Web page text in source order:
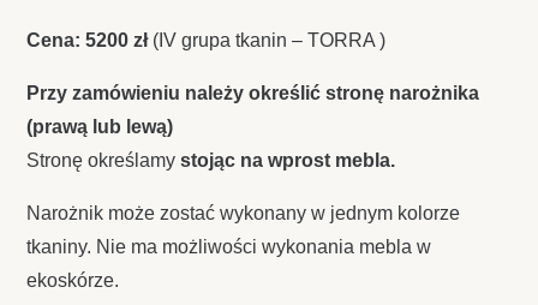
Cena: 5200 zł (IV grupa tkanin – TORRA )
Przy zamówieniu należy określić stronę narożnika
(prawą lub lewą)
Stronę określamy stojąc na wprost mebla.
Narożnik może zostać wykonany w jednym kolorze
tkaniny. Nie ma możliwości wykonania mebla w
ekoskórze.